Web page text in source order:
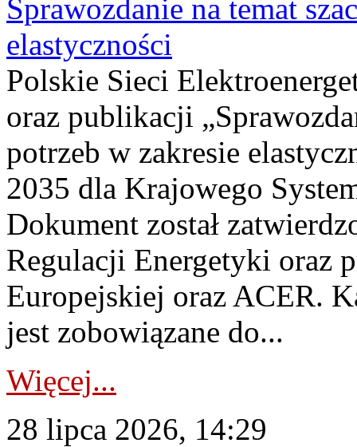
Sprawozdanie na temat
elastyczności
Polskie Sieci
oraz publikacji
potrzeb w zakresie
2035 dla Krajowego
Dokument został
Regulacji Energetyki oraz
Europejskiej oraz ACER.
jest zobowiązane do...
Więcej...
28 lipca 2026, 14:29